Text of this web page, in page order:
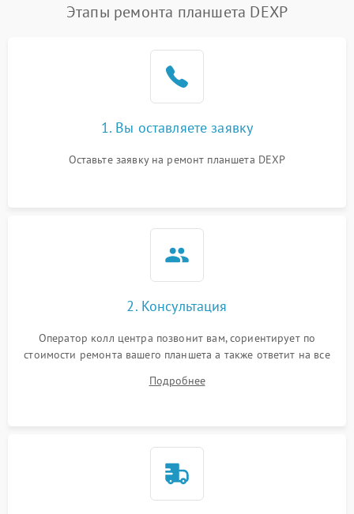
Этапы ремонта планшета DEXP
1. Вы оставляете заявку
Оставьте заявку на ремонт планшета DEXP
2. Консультация
Оператор колл центра позвонит вам, сориентирует по
стоимости ремонта вашего планшета а также ответит на все
Подробнее